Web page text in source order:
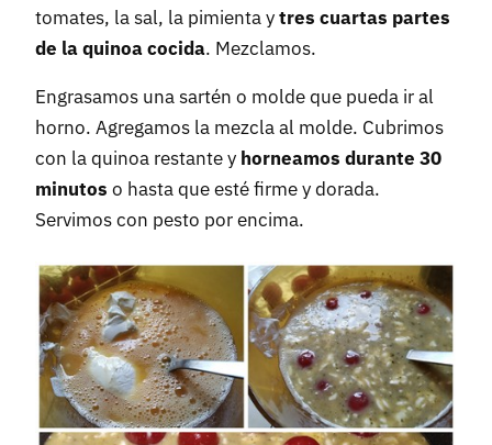
tomates, la sal, la pimienta ytres cuartas partes
de la quinoa cocida. Mezclamos.
Engrasamos una sartén o molde que pueda ir al
horno. Agregamos la mezcla al molde. Cubrimos
con la quinoa restante y horneamos durante 30
minutos o hasta que esté firme y dorada.
Servimos con pesto por encima.